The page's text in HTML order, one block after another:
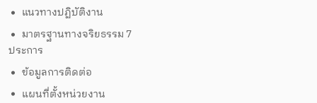
แนวทางปฏิบัติงาน
มาตรฐานทางจริยธรรม 7
ประการ
ข้อมูลการติดต่อ
แผนที่ตั้งหน่วยงาน